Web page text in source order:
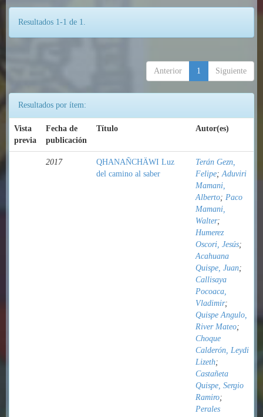
Resultados 1-1 de 1.
Anterior 1 Siguiente
Resultados por ítem:
Vista
previa
Fecha de
publicación
Título Autor(es)
2017
QHANAÑCHÄWI Luz
del camino al saber
Terán Gezn,
Felipe;Aduviri
Mamani,
Alberto; Paco
Mamani,
Walter;
Humerez
Oscori, Jesús;
Acahuana
Quispe, Juan;
Callisaya
Pocoaca,
Vladimir;
Quispe Angulo,
River Mateo;
Choque
Calderón, Leydi
Lizeth;
Castañeta
Quispe, Sergio
Ramiro;
Perales